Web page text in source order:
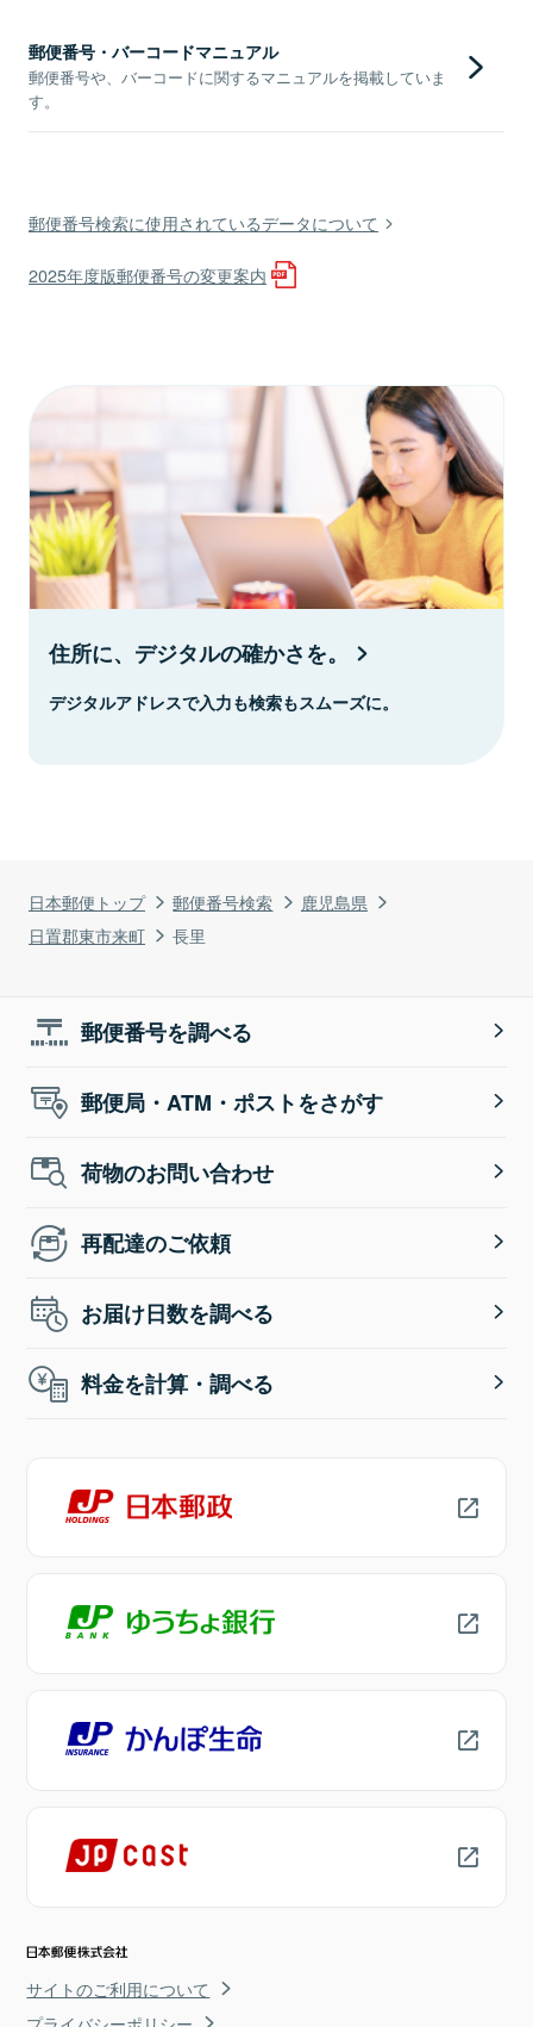
日本郵便トップ 郵便番号検索
鹿児島県
日置郡東市来町
長里
郵便番号・バーコードマニュアル
郵便番号や、バーコードに関するマニュアルを掲載していま
す。
郵便番号検索に使用されているデータについて
2025年度版郵便番号の変更案内
住所に、デジタルの確かさを。
デジタルアドレスで入力も検索もスムーズに。
郵便番号を調べる
郵便局・ATM・ポストをさがす
荷物のお問い合わせ
再配達のご依頼
お届け日数を調べる
料金を計算・調べる
サイトのご利用について